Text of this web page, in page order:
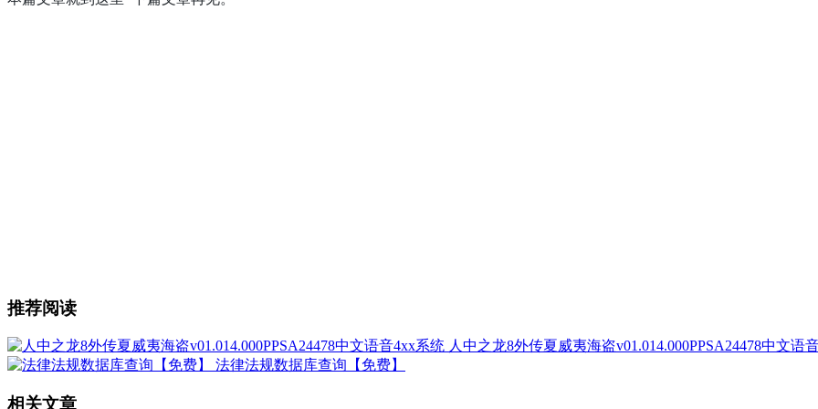
推荐阅读
人中之龙8外传夏威夷海盗v01.014.000PPSA24478中文语
法律法规数据库查询【免费】
相关文章